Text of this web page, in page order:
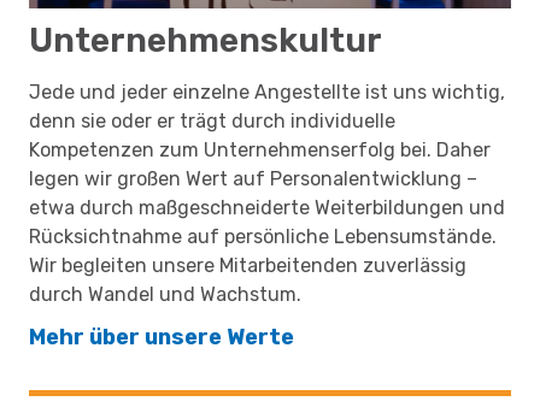
Unternehmenskultur
Jede und jeder einzelne Angestellte ist uns wichtig,
denn sie oder er trägt durch individuelle
Kompetenzen zum Unternehmenserfolg bei. Daher
legen wir großen Wert auf Personalentwicklung –
etwa durch maßgeschneiderte Weiterbildungen und
Rücksichtnahme auf persönliche Lebensumstände.
Wir begleiten unsere Mitarbeitenden zuverlässig
durch Wandel und Wachstum.
Mehr über unsere Werte